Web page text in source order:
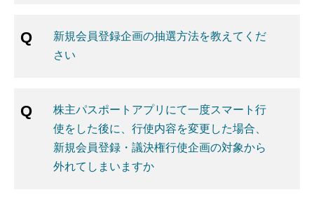
新規会員登録企画の抽選方法を教えてくだ
さい
株主パスポートアプリにて一度スマート行
使をした後に、行使内容を変更した場合、
新規会員登録・議決権行使企画の対象から
外れてしまいますか